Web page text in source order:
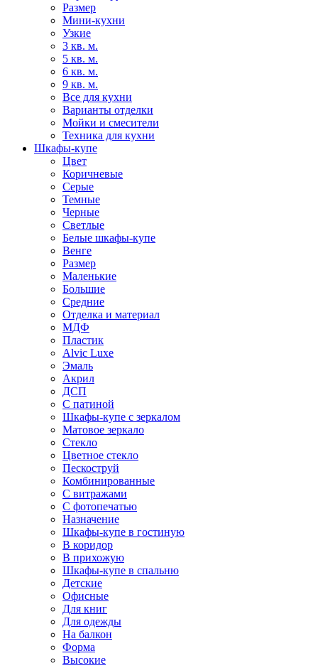
Размер
Мини-кухни
Узкие
3 кв. м.
5 кв. м.
6 кв. м.
9 кв. м.
Все для кухни
Варианты отделки
Мойки и смесители
Техника для кухни
Шкафы-купе
Цвет
Коричневые
Серые
Темные
Черные
Светлые
Белые шкафы-купе
Венге
Размер
Маленькие
Большие
Средние
Отделка и материал
МДФ
Пластик
Alvic Luxe
Эмаль
Акрил
ДСП
С патиной
Шкафы-купе с зеркалом
Матовое зеркало
Стекло
Цветное стекло
Пескоструй
Комбинированные
С витражами
С фотопечатью
Назначение
Шкафы-купе в гостиную
В коридор
В прихожую
Шкафы-купе в спальню
Детские
Офисные
Для книг
Для одежды
На балкон
Форма
Высокие